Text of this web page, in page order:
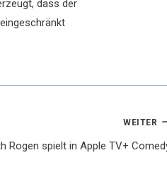
dass der
WEITER
Rogen spielt in Apple TV+